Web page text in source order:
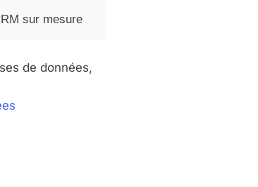
sur mesure
de données,